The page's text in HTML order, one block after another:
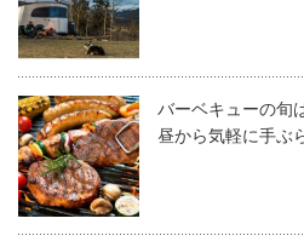
バーベキューの旬
昼から気軽に手ぶ